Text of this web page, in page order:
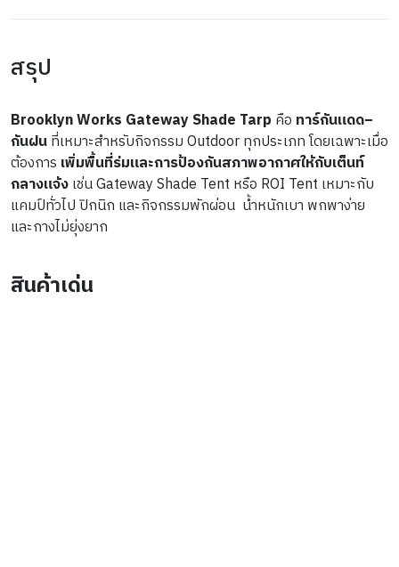
สรุป
Brooklyn Works Gateway Shade Tarp คือ ทาร์กันแดด–
กันฝน ที่เหมาะสำหรับกิจกรรม Outdoor ทุกประเภท โดยเฉพาะเมื่อ
ต้องการ เพิ่มพื้นที่ร่มและการป้องกันสภาพอากาศให้กับเต็นท์
กลางแจ้ง เช่น Gateway Shade Tent หรือ ROI Tent เหมาะกับ
แคมป์ทั่วไป ปิกนิก และกิจกรรมพักผ่อน  น้ำหนักเบา พกพาง่าย
และกางไม่ยุ่งยาก
สินค้าเด่น